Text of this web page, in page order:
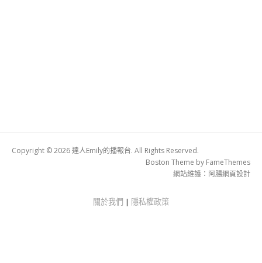
Copyright © 2026 達人Emily的播報台. All Rights Reserved.
Boston Theme by FameThemes
網站維護： 阿腸網頁設計
關於我們 | 隱私權政策